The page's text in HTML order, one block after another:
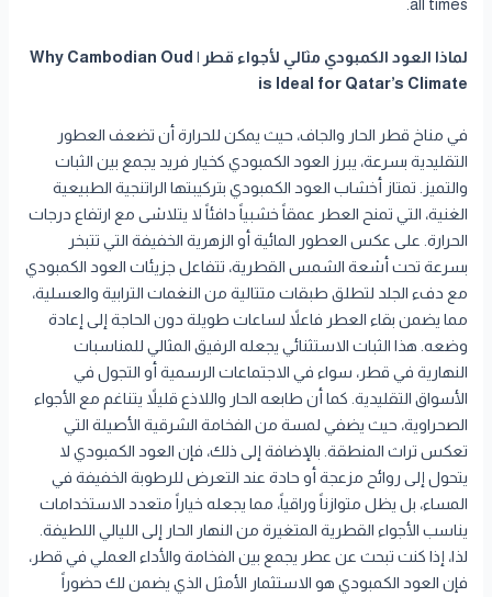
all times.
لماذا العود الكمبودي مثالي لأجواء قطر | Why Cambodian Oud
is Ideal for Qatar’s Climate
في مناخ قطر الحار والجاف، حيث يمكن للحرارة أن تضعف العطور
التقليدية بسرعة، يبرز العود الكمبودي كخيار فريد يجمع بين الثبات
والتميز. تمتاز أخشاب العود الكمبودي بتركيبتها الراتنجية الطبيعية
الغنية، التي تمنح العطر عمقاً خشبياً دافئاً لا يتلاشى مع ارتفاع درجات
الحرارة. على عكس العطور المائية أو الزهرية الخفيفة التي تتبخر
بسرعة تحت أشعة الشمس القطرية، تتفاعل جزيئات العود الكمبودي
مع دفء الجلد لتطلق طبقات متتالية من النغمات الترابية والعسلية،
مما يضمن بقاء العطر فاعلاً لساعات طويلة دون الحاجة إلى إعادة
وضعه. هذا الثبات الاستثنائي يجعله الرفيق المثالي للمناسبات
النهارية في قطر، سواء في الاجتماعات الرسمية أو التجول في
الأسواق التقليدية. كما أن طابعه الحار واللاذع قليلاً يتناغم مع الأجواء
الصحراوية، حيث يضفي لمسة من الفخامة الشرقية الأصيلة التي
تعكس تراث المنطقة. بالإضافة إلى ذلك، فإن العود الكمبودي لا
يتحول إلى روائح مزعجة أو حادة عند التعرض للرطوبة الخفيفة في
المساء، بل يظل متوازناً وراقياً، مما يجعله خياراً متعدد الاستخدامات
يناسب الأجواء القطرية المتغيرة من النهار الحار إلى الليالي اللطيفة.
لذا، إذا كنت تبحث عن عطر يجمع بين الفخامة والأداء العملي في قطر،
فإن العود الكمبودي هو الاستثمار الأمثل الذي يضمن لك حضوراً